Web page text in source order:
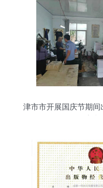
津市市开展国庆节期间